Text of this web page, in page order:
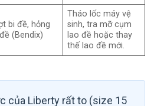
bi đề, hỏng
(Bendix)
Tháo lốc máy vệ
sinh, tra mỡ cụm
lao đề hoặc thay
thế lao đề mới.
của Liberty rất to (size 15